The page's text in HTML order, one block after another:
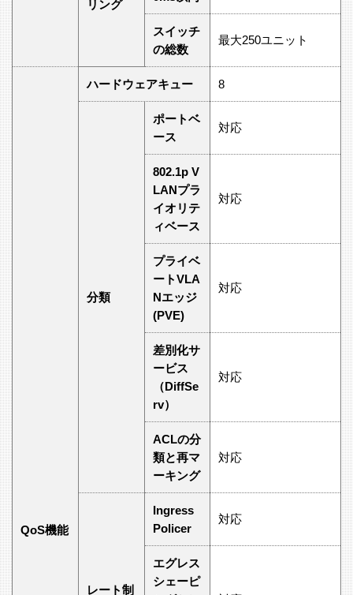
リング
スイッチ
の総数
最大250ユニット
QoS機能
ハードウェアキュー 8
分類
ポートベ
ース
対応
802.1p V
LANプラ
イオリテ
ィベース
対応
プライベ
ートVLA
Nエッジ
(PVE)
対応
差別化サ
ービス
（DiffSe
rv）
対応
ACLの分
類と再マ
ーキング
対応
レート制
Ingress
Policer
対応
エグレス
シェーピ